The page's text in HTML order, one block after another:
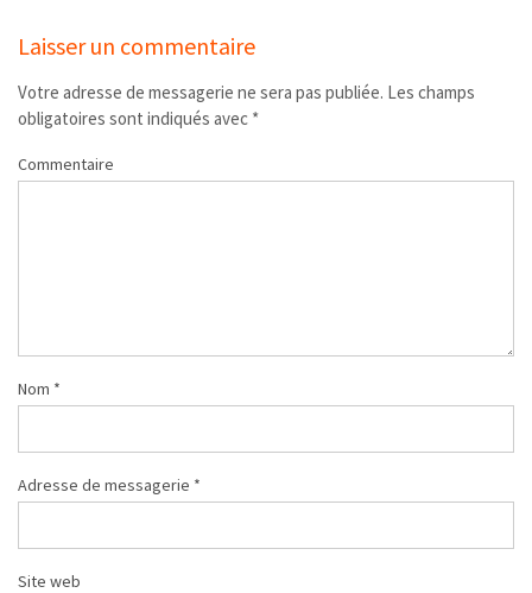
Laisser un commentaire
Votre adresse de messagerie ne sera pas publiée. Les champs
obligatoires sont indiqués avec *
Commentaire
Nom *
Adresse de messagerie *
Site web